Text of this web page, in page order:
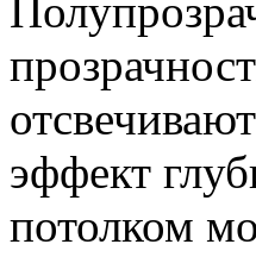
эффект
потолком